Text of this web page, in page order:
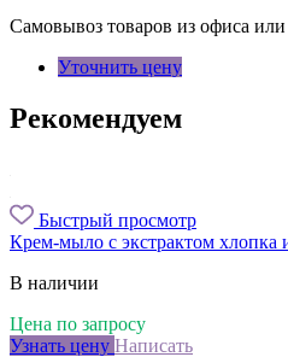
Самовывоз товаров из офиса или
Уточнить цену
Рекомендуем
Быстрый просмотр
Крем-мыло с экстрактом хлопка
В наличии
Цена по запросу
Узнать цену Написать